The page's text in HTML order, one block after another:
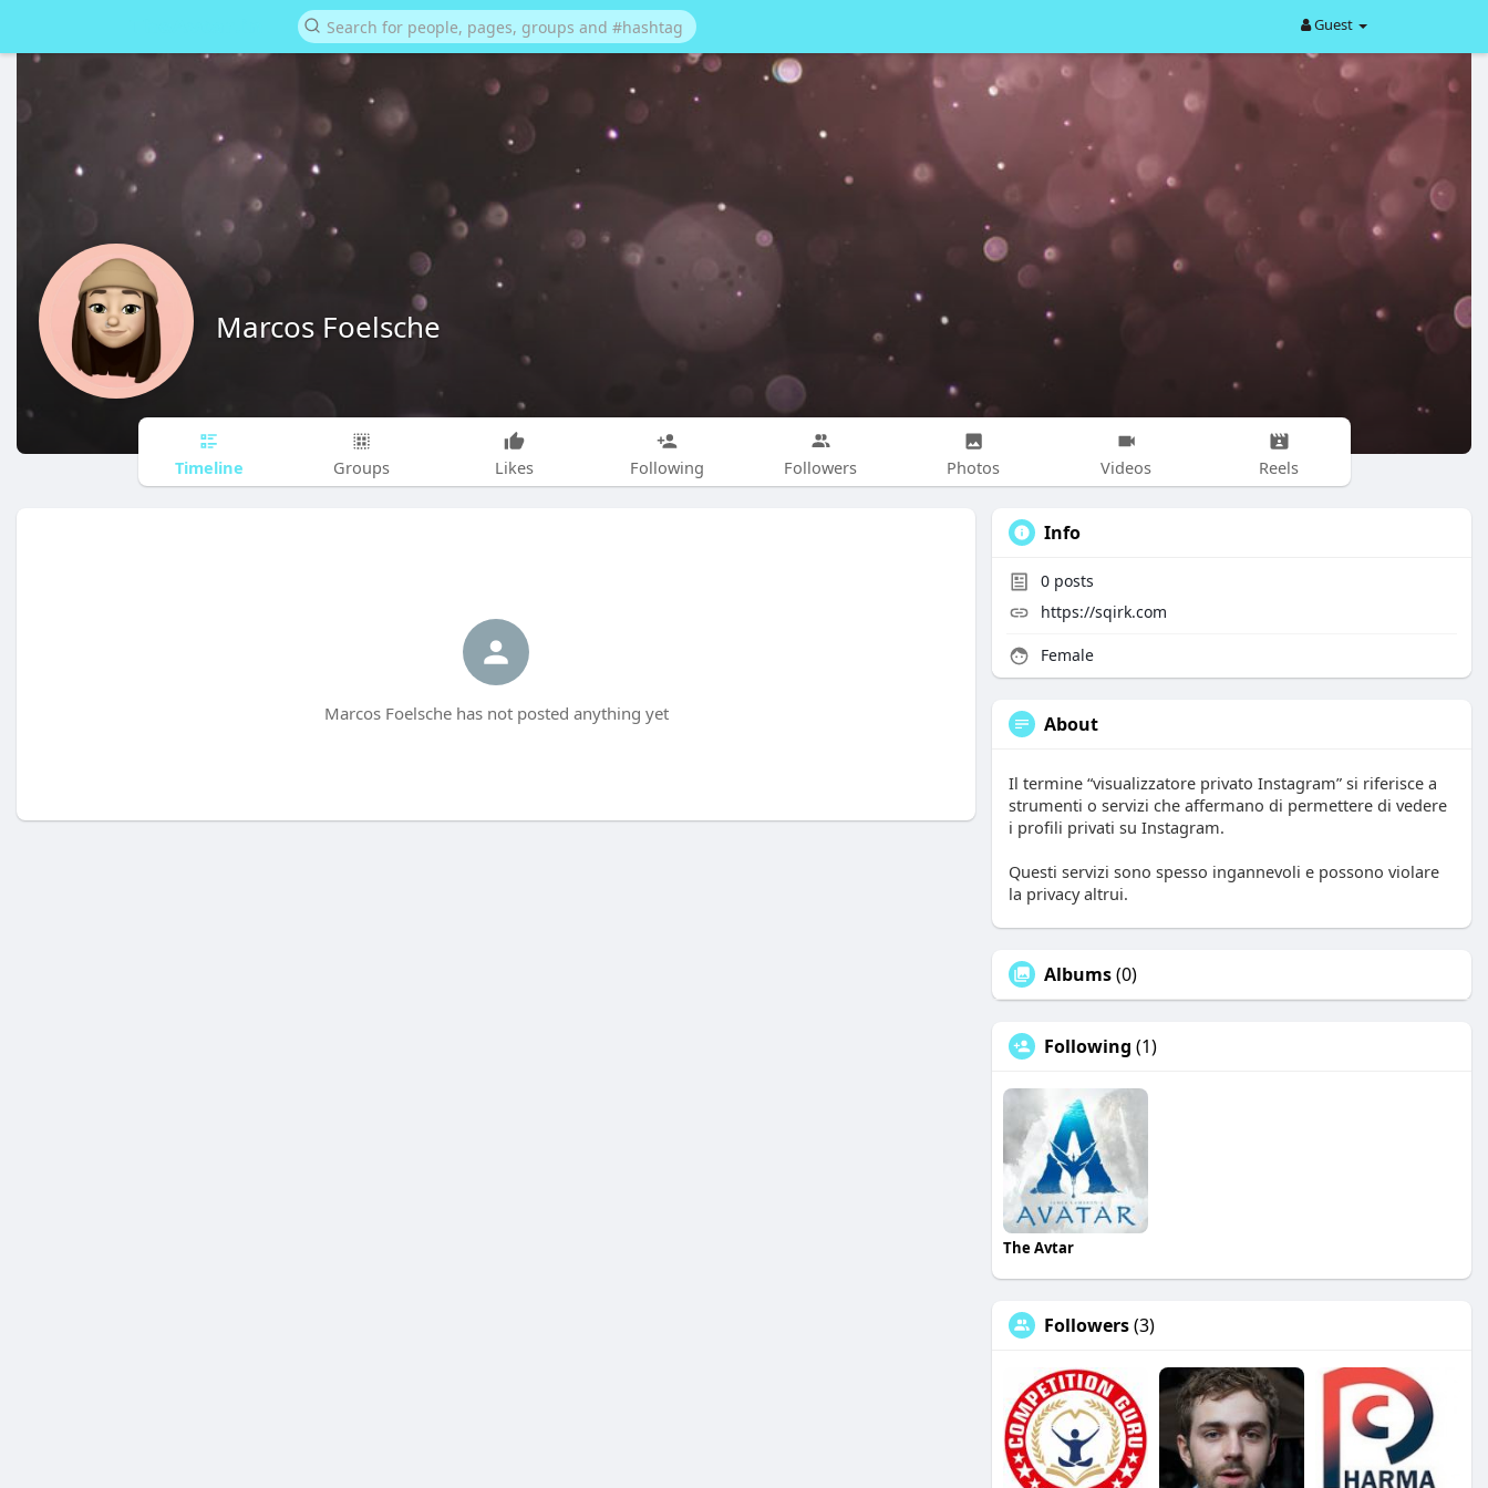
Guest
Marcos Foelsche
Timeline Groups Likes Following Followers Photos Videos Reels
Marcos Foelsche has not posted anything yet
Info
0 posts
https://sqirk.com
Female
About
Il termine “visualizzatore privato Instagram” si riferisce a
strumenti o servizi che affermano di permettere di vedere
i profili privati su Instagram.
Questi servizi sono spesso ingannevoli e possono violare
la privacy altrui.
Albums(0)
Following (1)
The Avtar
Followers(3)